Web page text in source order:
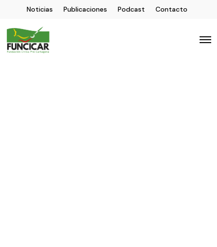
Noticias Publicaciones Podcast Contacto